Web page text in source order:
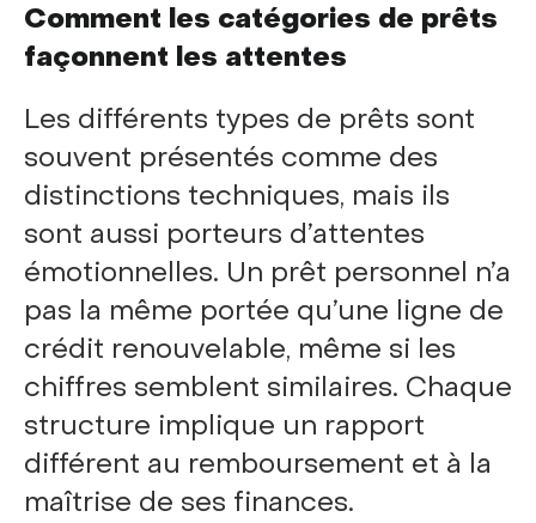
Comment les catégories de prêts
façonnent les attentes
Les différents types de prêts sont
souvent présentés comme des
distinctions techniques, mais ils
sont aussi porteurs d’attentes
émotionnelles. Un prêt personnel n’a
pas la même portée qu’une ligne de
crédit renouvelable, même si les
chiffres semblent similaires. Chaque
structure implique un rapport
différent au remboursement et à la
maîtrise de ses finances.